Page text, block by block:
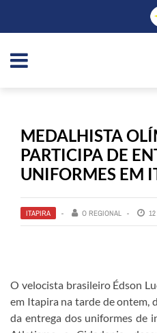
MEDALHISTA
PARTICIPA DE
UNIFORMES EM
ITAPIRA O REGIONAL
O velocista brasileiro Édson
em Itapira na tarde de ontem,
da entrega dos uniformes de